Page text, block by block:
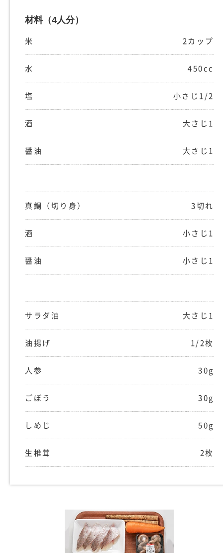
材料（4人分）
米 2カップ
水 450cc
塩 小さじ1/2
酒 大さじ1
醤油 大さじ1
真鯛（切り身） 3切れ
酒 小さじ1
醤油 小さじ1
サラダ油 大さじ1
油揚げ 1/2枚
人参 30g
ごぼう 30g
しめじ 50g
生椎茸 2枚